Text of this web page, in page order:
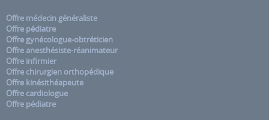
Offre médecin généraliste
Offre pédiatre
Offre gynécologue-obtréticien
Offre anesthésiste-réanimateur
Offre infirmier
Offre chirurgien orthopédique
Offre kinésithéapeute
Offre cardiologue
Offre pédiatre